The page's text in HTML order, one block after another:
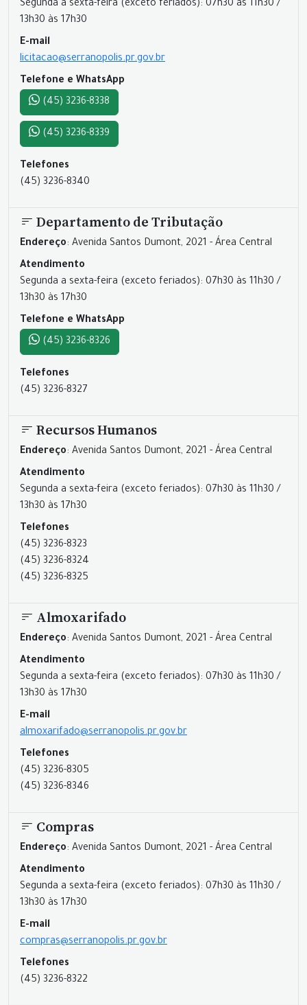
Segunda a sexta-feira (exceto feriados): 07h30 às 11h30 /
13h30 às 17h30
E-mail
licitacao@serranopolis.pr.gov.br
Telefone e WhatsApp
(45) 3236-8338
(45) 3236-8339
Telefones
(45) 3236-8340
Departamento de Tributação
Endereço: Avenida Santos Dumont, 2021 - Área Central
Atendimento
Segunda a sexta-feira (exceto feriados): 07h30 às 11h30 /
13h30 às 17h30
Telefone e WhatsApp
(45) 3236-8326
Telefones
(45) 3236-8327
Recursos Humanos
Endereço: Avenida Santos Dumont, 2021 - Área Central
Atendimento
Segunda a sexta-feira (exceto feriados): 07h30 às 11h30 /
13h30 às 17h30
Telefones
(45) 3236-8323
(45) 3236-8324
(45) 3236-8325
Almoxarifado
Endereço: Avenida Santos Dumont, 2021 - Área Central
Atendimento
Segunda a sexta-feira (exceto feriados): 07h30 às 11h30 /
13h30 às 17h30
E-mail
almoxarifado@serranopolis.pr.gov.br
Telefones
(45) 3236-8305
(45) 3236-8346
Compras
Endereço: Avenida Santos Dumont, 2021 - Área Central
Atendimento
Segunda a sexta-feira (exceto feriados): 07h30 às 11h30 /
13h30 às 17h30
E-mail
compras@serranopolis.pr.gov.br
Telefones
(45) 3236-8322